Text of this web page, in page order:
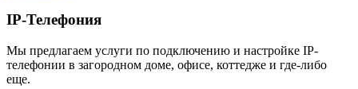
IP-Телефония
Мы предлагаем услуги по подключению и настройке IP-
телефонии в загородном доме, офисе, коттедже и где-либо
еще.